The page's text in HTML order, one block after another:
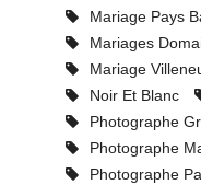
Mariage Pays
Mariages
Mariage
Noir Et Blanc
Photographe
Photographe
Photographe